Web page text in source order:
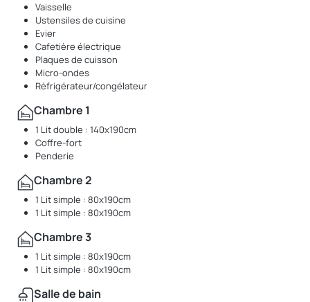
Vaisselle
Ustensiles de cuisine
Evier
Cafetière électrique
Plaques de cuisson
Micro-ondes
Réfrigérateur/congélateur
Chambre 1
1 Lit double : 140x190cm
Coffre-fort
Penderie
Chambre 2
1 Lit simple : 80x190cm
1 Lit simple : 80x190cm
Chambre 3
1 Lit simple : 80x190cm
1 Lit simple : 80x190cm
Salle de bain